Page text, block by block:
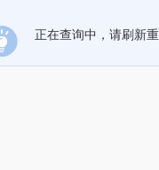
正在查询中，请刷新